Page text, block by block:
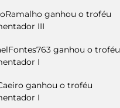
ganhou o troféu
III
ganhou o troféu
I
ganhou o troféu
I